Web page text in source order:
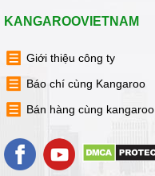
KANGAROOVIETNAM
Giới thiệu công ty
Báo chí cùng Kangaroo
Bán hàng cùng kangaroo